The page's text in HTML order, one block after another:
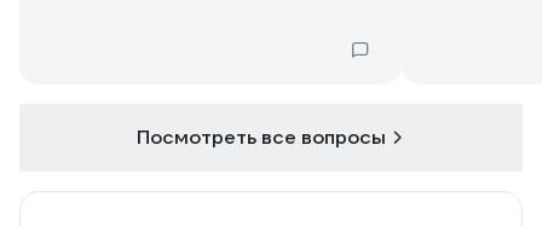
Посмотреть все вопросы